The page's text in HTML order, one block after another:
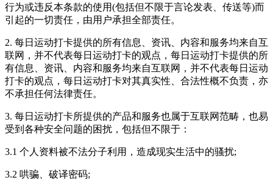
行为或违反本条款的使用(包括但不限于言论发表、传送等)而
引起的一切责任，由用户承担全部责任。
2. 每日运动打卡提供的所有信息、资讯、内容和服务均来自互
联网，并不代表每日运动打卡的观点， 每日运动打卡提供的所
有信息、资讯、内容和服务均来自互联网，并不代表每日运动
打卡的观点， 每日运动打卡对其真实性、合法性概不负责，亦
不承担任何法律责任。
3. 每日运动打卡所提供的产品和服务也属于互联网范畴，也易
受到各种安全问题的困扰，包括但不限于：
3.1 个人资料被不法分子利用，造成现实生活中的骚扰;
3.2 哄骗、破译密码;